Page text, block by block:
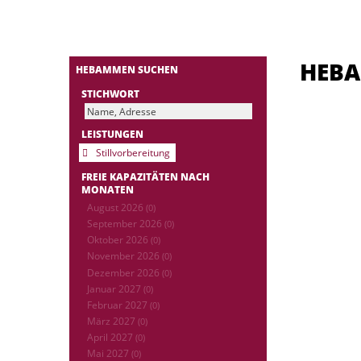
HEBAMMEN SUCHEN
STICHWORT
LEISTUNGEN
Stillvorbereitung
FREIE KAPAZITÄTEN NACH
MONATEN
August 2026 (0)
September 2026 (0)
Oktober 2026 (0)
November 2026 (0)
Dezember 2026 (0)
Januar 2027 (0)
Februar 2027 (0)
März 2027 (0)
April 2027 (0)
Mai 2027 (0)